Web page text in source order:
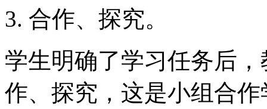
3. 合作、探究。
学生明确了学习任务后
作、探究，这是小组合